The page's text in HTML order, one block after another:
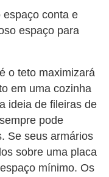
espaço conta e
espaço para
o teto maximizará
em uma cozinha
ideia de fileiras de
pode
Se seus armários
sobre uma placa
mínimo. Os